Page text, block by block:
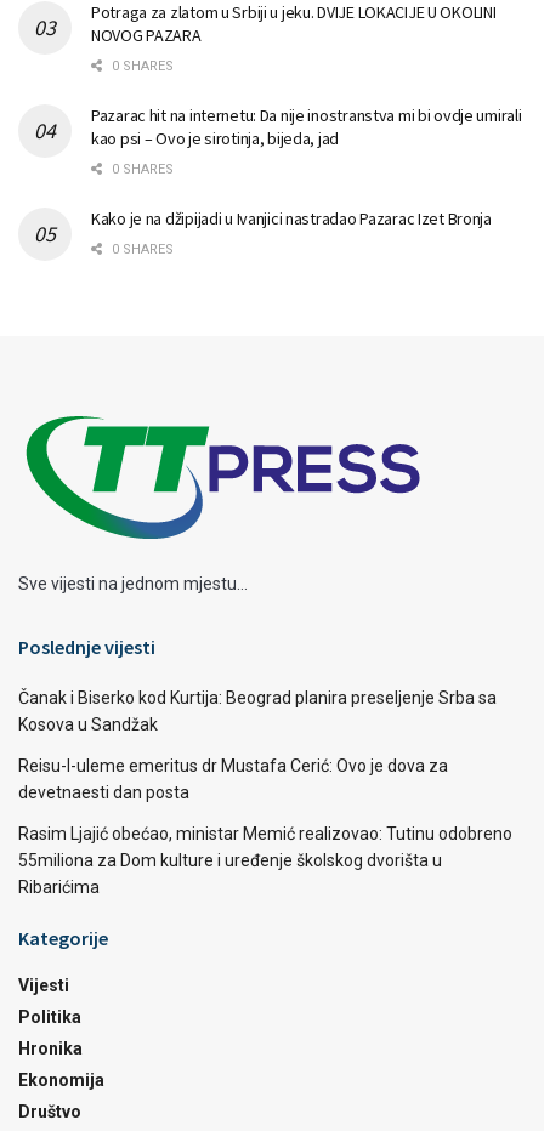
Potraga za zlatom u Srbiji u jeku. DVIJE LOKACIJE U OKOLINI
NOVOG PAZARA
0 SHARES
Pazarac hit na internetu: Da nije inostranstva mi bi ovdje umirali
kao psi – Ovo je sirotinja, bijeda, jad
0 SHARES
Kako je na džipijadi u Ivanjici nastradao Pazarac Izet Bronja
0 SHARES
Sve vijesti na jednom mjestu...
Poslednje vijesti
Čanak i Biserko kod Kurtija: Beograd planira preseljenje Srba sa
Kosova u Sandžak
Reisu-l-uleme emeritus dr Mustafa Cerić: Ovo je dova za
devetnaesti dan posta
Rasim Ljajić obećao, ministar Memić realizovao: Tutinu odobreno
55miliona za Dom kulture i uređenje školskog dvorišta u
Ribarićima
Kategorije
Vijesti
Politika
Hronika
Ekonomija
Društvo